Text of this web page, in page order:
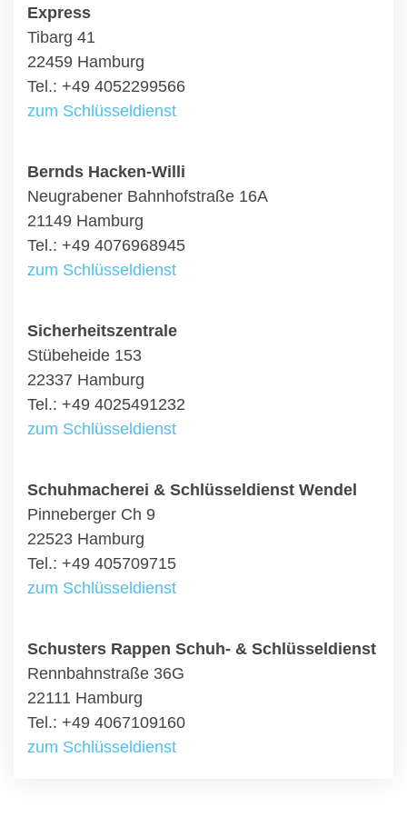
Express
Tibarg 41
22459 Hamburg
Tel.: +49 4052299566
zum Schlüsseldienst
Bernds Hacken-Willi
Neugrabener Bahnhofstraße 16A
21149 Hamburg
Tel.: +49 4076968945
zum Schlüsseldienst
Sicherheitszentrale
Stübeheide 153
22337 Hamburg
Tel.: +49 4025491232
zum Schlüsseldienst
Schuhmacherei & Schlüsseldienst Wendel
Pinneberger Ch 9
22523 Hamburg
Tel.: +49 405709715
zum Schlüsseldienst
Schusters Rappen Schuh- & Schlüsseldienst
Rennbahnstraße 36G
22111 Hamburg
Tel.: +49 4067109160
zum Schlüsseldienst